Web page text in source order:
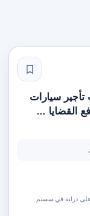
سيارات
القضايا ...
دراية في سستم